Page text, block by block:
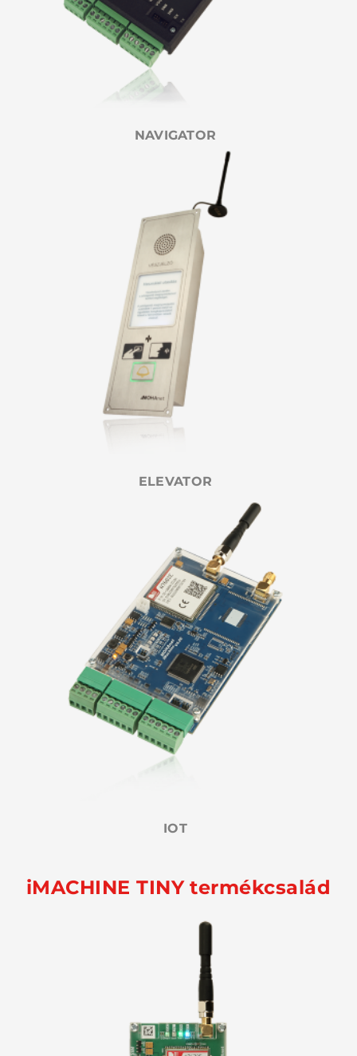
NAVIGATOR
ELEVATOR
IOT
iMACHINE TINY termékcsalád